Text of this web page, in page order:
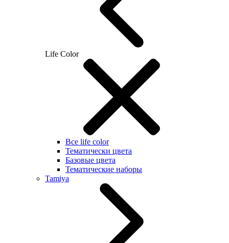
Life Color
Все life color
Тематически цвета
Базовые цвета
Тематические наборы
Tamiya